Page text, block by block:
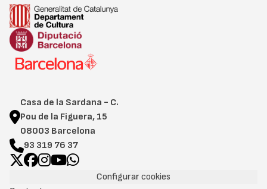
Casa de la Sardana - C.
Pou de la Figuera, 15
08003 Barcelona
93 319 76 37
Configurar cookies